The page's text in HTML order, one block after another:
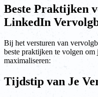
Beste Praktijken
LinkedIn
Bij het versturen van
beste praktijken te volgen om
maximaliseren:
Tijdstip van Je